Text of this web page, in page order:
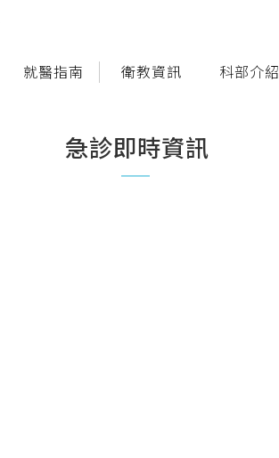
就醫指南 衛教資訊 科部介紹
急診即時資訊